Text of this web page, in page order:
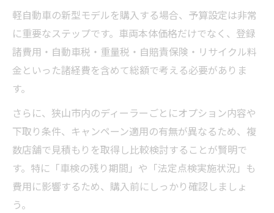
軽自動車の新型モデルを購入する場合、予算設定は非常
に重要なステップです。車両本体価格だけでなく、登録
諸費用・自動車税・重量税・自賠責保険・リサイクル料
金といった諸経費を含めて総額で考える必要がありま
す。
さらに、狭山市内のディーラーごとにオプション内容や
下取り条件、キャンペーン適用の有無が異なるため、複
数店舗で見積もりを取得し比較検討することが賢明で
す。特に「車検の残り期間」や「法定点検実施状況」も
費用に影響するため、購入前にしっかり確認しましょ
う。